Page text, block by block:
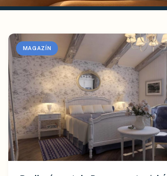
MAGAZÍN